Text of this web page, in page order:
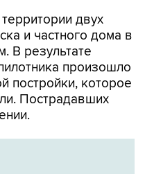
двух
и частного дома в
В результате
произошло
постройки, которое
Пострадавших